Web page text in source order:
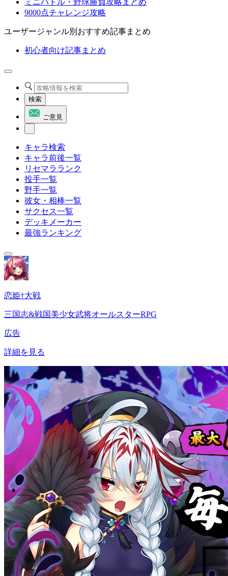
ミニバトル・野球勝負攻略まとめ
9000点チャレンジ攻略
ユーザージャンル別おすすめ記事まとめ
初心者向け記事まとめ
検索
ご意見
キャラ検索
キャラ前後一覧
リセマラランク
投手一覧
野手一覧
彼女・相棒一覧
サクセス一覧
デッキメーカー
最強ランキング
恋姫†大戦
三国志&戦国美少女武将オールスターRPG
広告
詳細を見る